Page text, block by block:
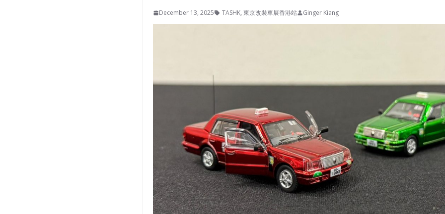
December 13, 2025 TASHK, 東京改裝車展香港站 Ginger Kiang